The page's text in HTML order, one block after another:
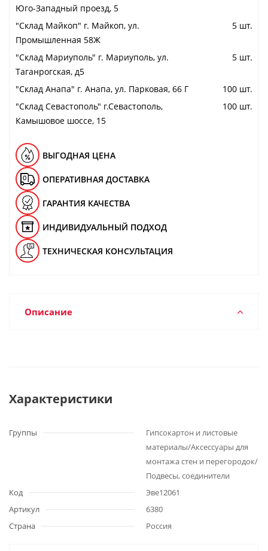
Юго-Западный проезд, 5
"Cклад Майкоп" г. Майкоп, ул.
Промышленная 58Ж
5 шт.
"Cклад Мариуполь" г. Мариуполь, ул.
Таганрогская, д5
5 шт.
"Cклад Анапа" г. Анапа, ул. Парковая, 66 Г
100 шт.
"Cклад Севастополь" г.Севастополь,
Камышовое шоссе, 15
100 шт.
ВЫГОДНАЯ ЦЕНА
ОПЕРАТИВНАЯ ДОСТАВКА
ГАРАНТИЯ КАЧЕСТВА
ИНДИВИДУАЛЬНЫЙ ПОДХОД
ТЕХНИЧЕСКАЯ КОНСУЛЬТАЦИЯ
Описание
Характеристики
Группы
Гипсокартон и листовые
материалы/Аксессуары для
монтажа стен и перегородок/
Подвесы, соединители
Код
Эве12061
Артикул
6380
Страна
Россия